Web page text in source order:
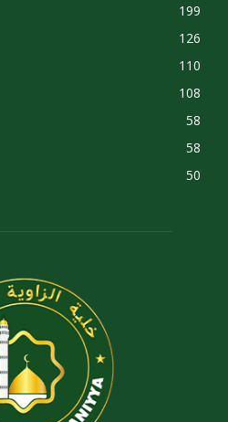
199
126
110
108
58
58
50